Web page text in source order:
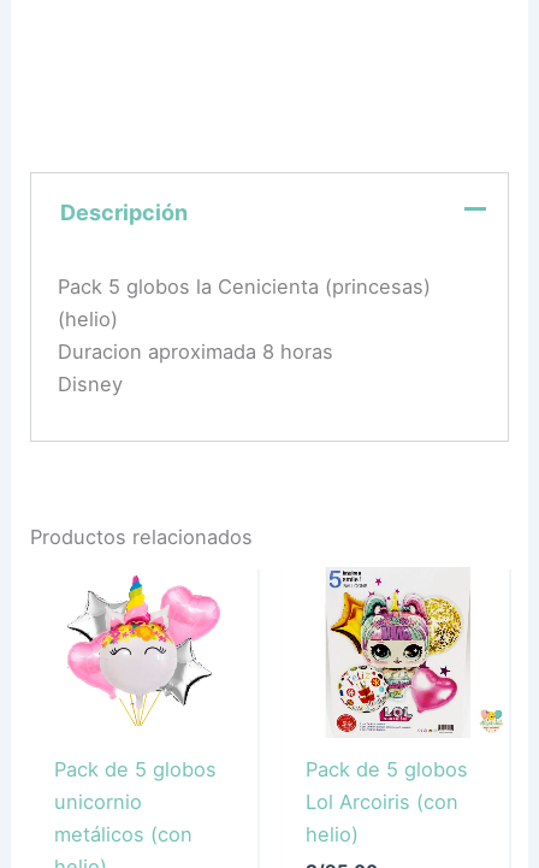
Descripción
Pack 5 globos la Cenicienta (princesas)
(helio)
Duracion aproximada 8 horas
Disney
Productos relacionados
Pack de 5 globos
unicornio
metálicos (con
Pack de 5 globos
Lol Arcoiris (con
helio)